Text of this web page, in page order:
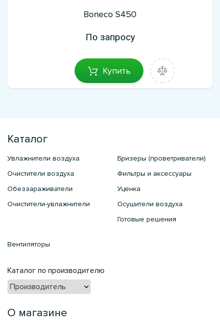
Boneco S450
По запросу
Купить
Каталог
Увлажнители воздуха
Очистители воздуха
Обеззараживатели
Очистители-увлажнители
Бризеры (проветриватели)
Фильтры и аксессуары
Уценка
Осушители воздуха
Готовые решения
Вентиляторы
Каталог по производителю
О магазине